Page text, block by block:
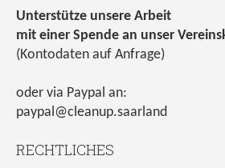
Unterstütze unsere Arbeit
mit einer Spende an unser
(Kontodaten auf Anfrage)
oder via Paypal an:
paypal@cleanup.saarland
RECHTLICHES